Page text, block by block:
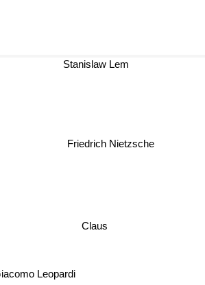
Leopardi
Claus
Friedrich Nietzsche
Stanislaw Lem